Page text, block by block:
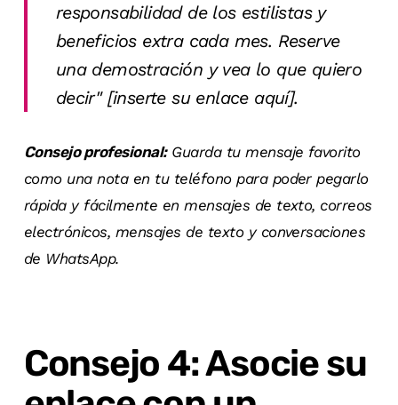
responsabilidad de los estilistas y
beneficios extra cada mes. Reserve
una demostración y vea lo que quiero
decir" [inserte su enlace aquí].
Consejo profesional:Guarda tu mensaje favorito
como una nota en tu teléfono para poder pegarlo
rápida y fácilmente en mensajes de texto, correos
electrónicos, mensajes de texto y conversaciones
de WhatsApp.
Consejo 4: Asocie su